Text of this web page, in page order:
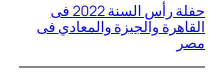
حفلة رأس السنة 2022 فى
القاهرة والجيزة والمعادي فى
مصر